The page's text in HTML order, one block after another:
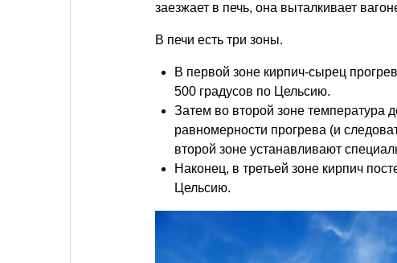
заезжает в печь, она выталкивает
В печи есть три зоны.
В первой зоне кирпич-сырец
500 градусов по Цельсию.
Затем во второй зоне температура
равномерности прогрева (и
второй зоне устанавливают
Наконец, в третьей зоне кирпич
Цельсию.